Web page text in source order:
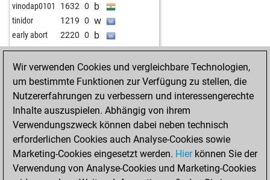
vinodap0101 1632 0 b
tinidor 1219 0 w
early abort 2220 0 b
steve w 1703 0 w
Wir verwenden Cookies und vergleichbare Technologien,
um bestimmte Funktionen zur Verfügung zu stellen, die
Nutzererfahrungen zu verbessern und interessengerechte
Inhalte auszuspielen. Abhängig von ihrem
Verwendungszweck können dabei neben technisch
erforderlichen Cookies auch Analyse-Cookies sowie
Marketing-Cookies eingesetzt werden. Hierkönnen Sie der
Verwendung von Analyse-Cookies und Marketing-Cookies